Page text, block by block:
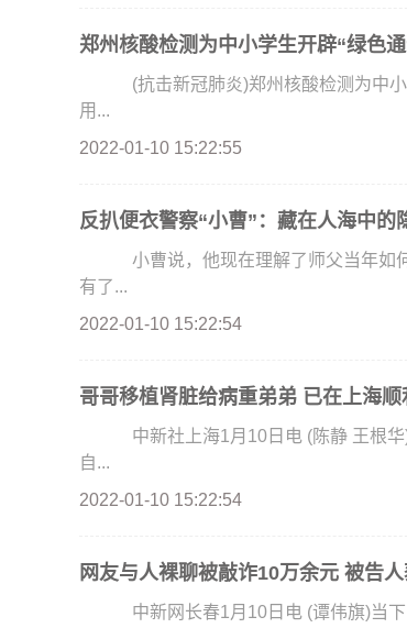
郑州核酸检测为中小学生开辟“绿色
(抗击新冠肺炎)郑州核酸检测为中
用...
2022-01-10 15:22:55
反扒便衣警察“小曹”：藏在人海中的
小曹说，他现在理解了师父当年如何
有了...
2022-01-10 15:22:54
哥哥移植肾脏给病重弟弟 已在上海顺
中新社上海1月10日电 (陈静 王根华)在上海武警服役的弟弟被尿毒症击倒，哥哥义无反顾地捐献出
自...
2022-01-10 15:22:54
网友与人裸聊被敲诈10万余元 被告
中新网长春1月10日电 (谭伟旗)当下